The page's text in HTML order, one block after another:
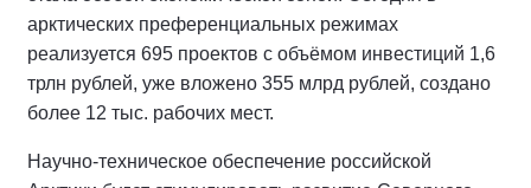
арктических преференциальных режимах
реализуется 695 проектов с объёмом инвестиций 1,6
трлн рублей, уже вложено 355 млрд рублей, создано
более 12 тыс. рабочих мест.
Научно-техническое обеспечение российской